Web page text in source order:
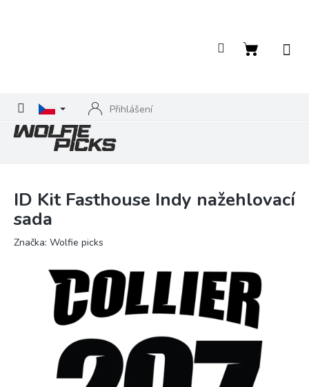
Přihlášení
Nákupní
ID Kit Fasthouse Indy nažehlovací
sada
Značka: Wolfie picks